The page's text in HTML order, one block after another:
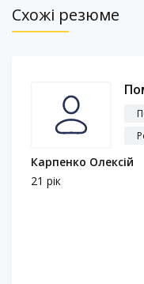
Схожі резюме
Карпенко Олексій
21 рік